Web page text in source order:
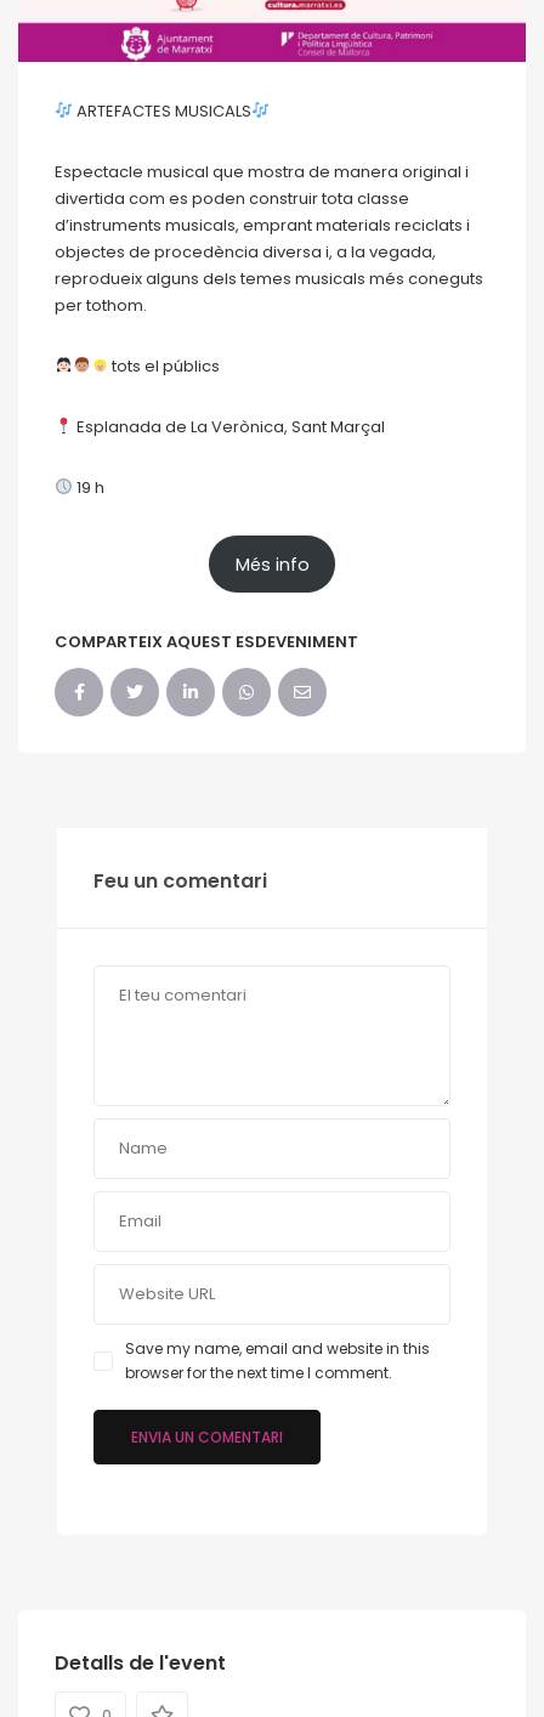
ARTEFACTES MUSICALS
Espectacle musical que mostra de manera original i
divertida com es poden construir tota classe
d’instruments musicals, emprant materials reciclats i
objectes de procedència diversa i, a la vegada,
reprodueix alguns dels temes musicals més coneguts
per tothom.
tots el públics
Esplanada de La Verònica, Sant Marçal
19 h
Més info
COMPARTEIX AQUEST ESDEVENIMENT
Feu un comentari
Save my name, email and website in this
browser for the next time I comment.
Detalls de l'event